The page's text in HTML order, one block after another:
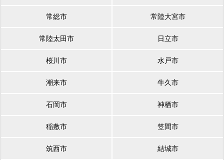
常総市 常陸大宮市
常陸太田市 日立市
桜川市 水戸市
潮来市 牛久市
石岡市 神栖市
稲敷市 笠間市
筑西市 結城市